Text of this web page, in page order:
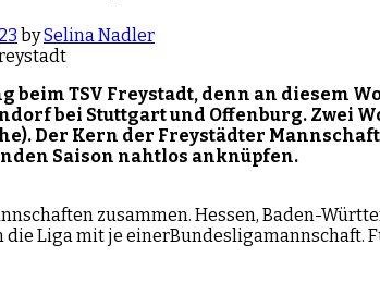
bySelina Nadler
beim TSV Freystadt, denn an diesem
bei Stuttgart und Offenburg. Zwei
Der Kern der Freystädter
Saison nahtlos anknüpfen.
zusammen. Hessen, Baden-
Liga mit je einerBundesligamannschaft.